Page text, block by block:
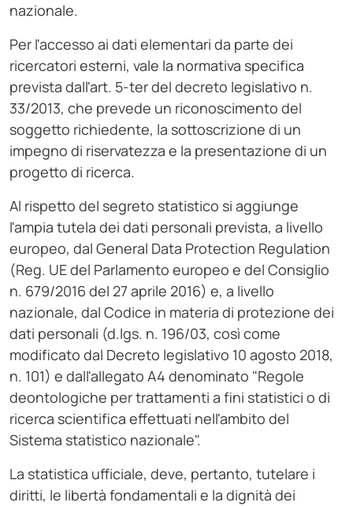
nazionale.
Per l'accesso ai dati elementari da parte dei
ricercatori esterni, vale la normativa specifica
prevista dall'art. 5-ter del decreto legislativo n.
33/2013, che prevede un riconoscimento del
soggetto richiedente, la sottoscrizione di un
impegno di riservatezza e la presentazione di un
progetto di ricerca.
Al rispetto del segreto statistico si aggiunge
l'ampia tutela dei dati personali prevista, a livello
europeo, dal General Data Protection Regulation
(Reg. UE del Parlamento europeo e del Consiglio
n. 679/2016 del 27 aprile 2016) e, a livello
nazionale, dal Codice in materia di protezione dei
dati personali (d.lgs. n. 196/03, così come
modificato dal Decreto legislativo 10 agosto 2018,
n. 101) e dall'allegato A4 denominato "Regole
deontologiche per trattamenti a fini statistici o di
ricerca scientifica effettuati nell'ambito del
Sistema statistico nazionale".
La statistica ufficiale, deve, pertanto, tutelare i
diritti, le libertà fondamentali e la dignità dei